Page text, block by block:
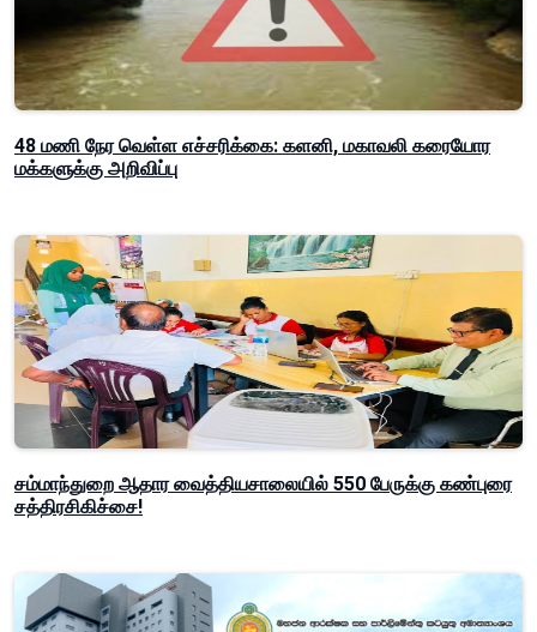
48 மணி நேர வெள்ள எச்சரிக்கை: களனி, மகாவலி கரையோர
மக்களுக்கு அறிவிப்பு
சம்மாந்துறை ஆதார வைத்தியசாலையில் 550 பேருக்கு கண்புரை
சத்திரசிகிச்சை!